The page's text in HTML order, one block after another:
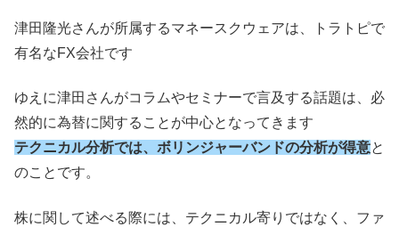
津田隆光さんが所属するマネースクウェアは、トラトピで
有名なFX会社です
ゆえに津田さんがコラムやセミナーで言及する話題は、必
然的に為替に関することが中心となってきます
テクニカル分析では、ボリンジャーバンドの分析が得意と
のことです。
株に関して述べる際には、テクニカル寄りではなく、ファ